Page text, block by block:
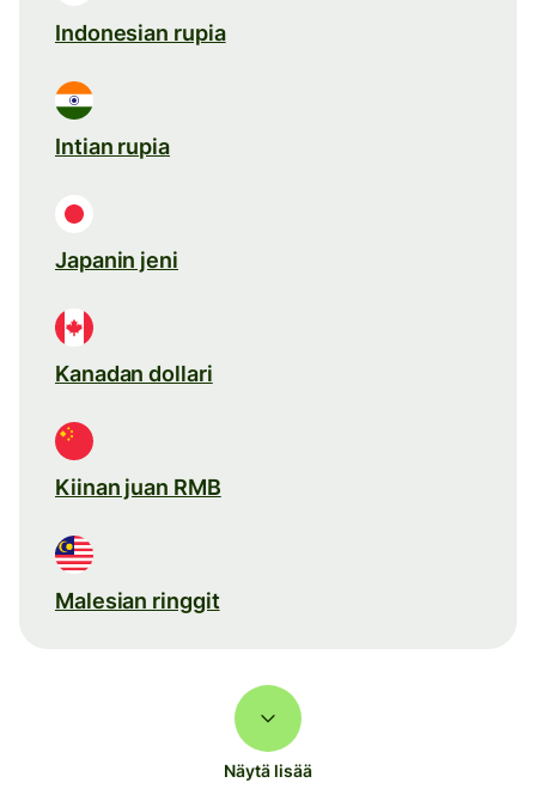
Indonesian rupia
Intian rupia
Japanin jeni
Kanadan dollari
Kiinan juan RMB
Malesian ringgit
Näytä lisää